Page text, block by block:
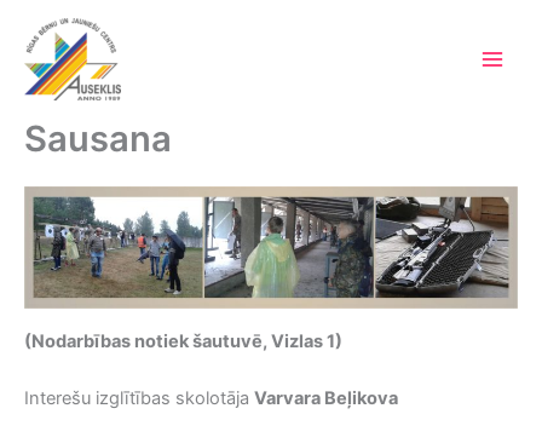
content
Sausana
(Nodarbības notiek šautuvē, Vizlas 1)
Interešu izglītības skolotāja Varvara Beļikova